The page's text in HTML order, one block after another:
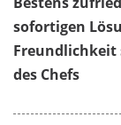
sofortigen
des Chefs